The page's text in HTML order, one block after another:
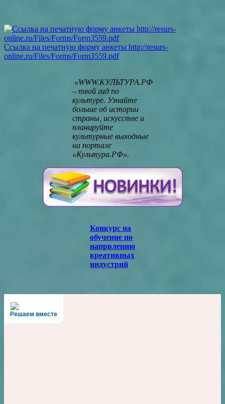
Ссылка на печатную форму анкеты http://resurs-
online.ru/Files/Forms/Form3559.pdf
«WWW.КУЛЬТУРА.РФ
– твой гид по
культуре. Узнайте
больше об истории
страны, искусстве и
планируйте
культурные выходные
на портале
«Культура.РФ».
Конкурс на
обучение по
напрвлению
креативных
индустрий
Решаем вместе